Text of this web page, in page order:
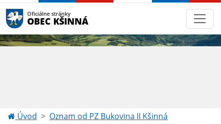
Oficiálne stránky
OBEC KŠINNÁ
Úvod Oznam od PZ Bukovina II Kšinná